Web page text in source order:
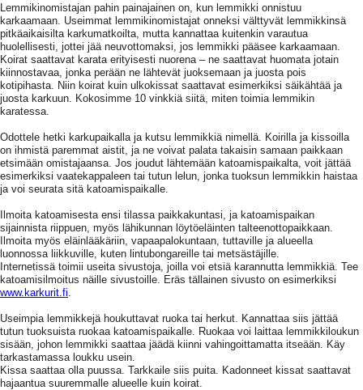
Lemmikinomistajan pahin painajainen on, kun lemmikki onnistuu
karkaamaan. Useimmat lemmikinomistajat onneksi välttyvät lemmikkinsä
pitkäaikaisilta karkumatkoilta, mutta kannattaa kuitenkin varautua
huolellisesti, jottei jää neuvottomaksi, jos lemmikki pääsee karkaamaan.
Koirat saattavat karata erityisesti nuorena – ne saattavat huomata jotain
kiinnostavaa, jonka perään ne lähtevät juoksemaan ja juosta pois
kotipihasta. Niin koirat kuin ulkokissat saattavat esimerkiksi säikähtää ja
juosta karkuun. Kokosimme 10 vinkkiä siitä, miten toimia lemmikin
karatessa.
Odottele hetki karkupaikalla ja kutsu lemmikkiä nimellä. Koirilla ja kissoilla
on ihmistä paremmat aistit, ja ne voivat palata takaisin samaan paikkaan
etsimään omistajaansa. Jos joudut lähtemään katoamispaikalta, voit jättää
esimerkiksi vaatekappaleen tai tutun lelun, jonka tuoksun lemmikkin haistaa
ja voi seurata sitä katoamispaikalle.
Ilmoita katoamisesta ensi tilassa paikkakuntasi, ja katoamispaikan
sijainnista riippuen, myös lähikunnan löytöeläinten talteenottopaikkaan.
Ilmoita myös eläinlääkäriin, vapaapalokuntaan, tuttaville ja alueella
luonnossa liikkuville, kuten lintubongareille tai metsästäjille.
Internetissä toimii useita sivustoja, joilla voi etsiä karannutta lemmikkiä. Tee
katoamisilmoitus näille sivustoille. Eräs tällainen sivusto on esimerkiksi
www.karkurit.fi
Useimpia lemmikkejä houkuttavat ruoka tai herkut. Kannattaa siis jättää
tutun tuoksuista ruokaa katoamispaikalle. Ruokaa voi laittaa lemmikkiloukun
sisään, johon lemmikki saattaa jäädä kiinni vahingoittamatta itseään. Käy
tarkastamassa loukku usein.
Kissa saattaa olla puussa. Tarkkaile siis puita. Kadonneet kissat saattavat
hajaantua suuremmalle alueelle kuin koirat.